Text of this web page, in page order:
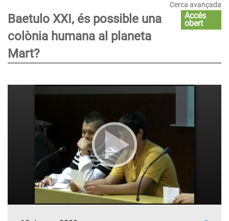
Cerca avançada
Baetulo XXI, és possible una
colònia humana al planeta
Mart?
Accés
obert